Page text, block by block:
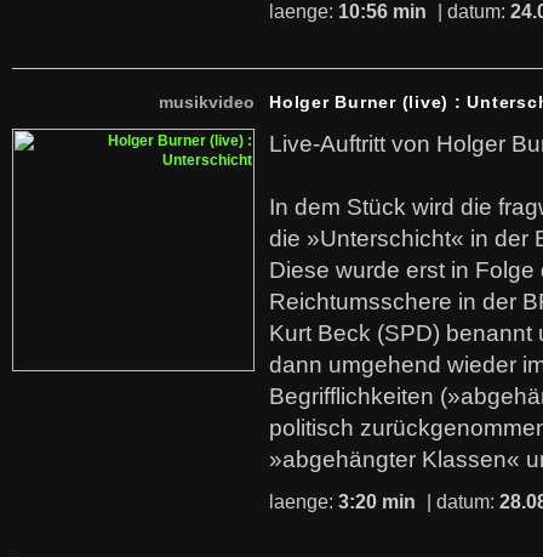
laenge: 10:56 min | datum:
musikvideo Holger Burner (live) :
Live-Auftritt von Holger
In dem Stück wird die
die »Unterschicht« in der
Diese wurde erst in
Reichtumsschere in der
Kurt Beck (SPD)
dann umgehend wieder
Begrifflichkeiten
politisch
»abgehängter Klassen«
laenge: 3:20 min | datum: